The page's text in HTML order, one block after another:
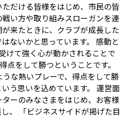
だける皆様をはじめ、市民の皆
い方や取り組みスローガンを連
来たときに、クラブが成長した
ないかと思っています。 感動と
けて強く心が動かされることで
点をして勝つということです。
うな熱いプレーで、得点をして勝
う思いを込めています。 運営面
ーのみなさまをはじめ、お客様
、 「ビジネスサイドが掲げた目